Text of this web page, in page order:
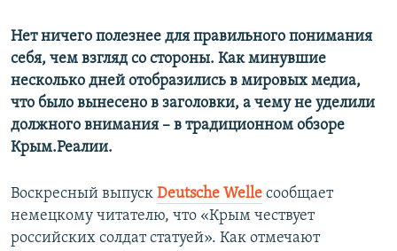
Нет ничего полезнее для правильного понимания
себя, чем взгляд со стороны. Как минувшие
несколько дней отобразились в мировых медиа,
что было вынесено в заголовки, а чему не уделили
должного внимания – в традиционном обзоре
Крым.Реалии.
Воскресный выпуск Deutsche Welle сообщает
немецкому читателю, что «Крым чествует
российских солдат статуей». Как отмечают